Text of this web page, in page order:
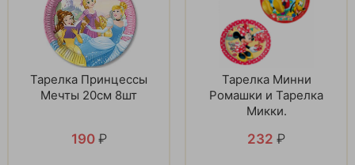
Тарелка Принцессы
Мечты 20см 8шт
190 ₽
Тарелка Минни
Ромашки и Тарелка
Микки.
232 ₽